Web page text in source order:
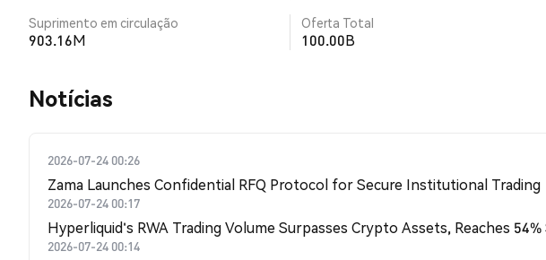
Suprimento em circulação
903.16M
Oferta Total
100.00B
​​Notícias​​
2026-07-24 00:26
Zama Launches Confidential RFQ Protocol for Secure Institutional Trading
2026-07-24 00:17
Hyperliquid's RWA Trading Volume Surpasses Crypto Assets, Reaches 54%
2026-07-24 00:14